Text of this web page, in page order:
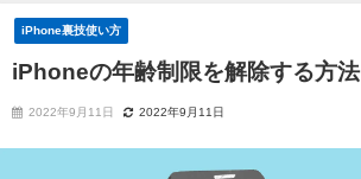
iPhone裏技使い方
iPhoneの年齢制限を解除する方法
2022年9月11日 2022年9月11日